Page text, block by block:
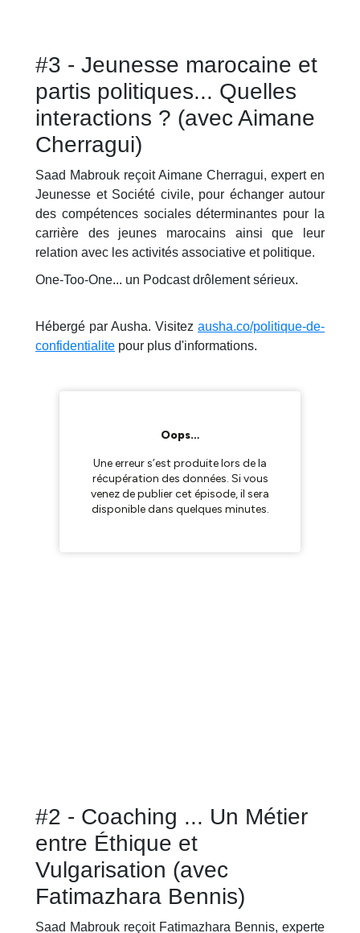
#3 - Jeunesse marocaine et
partis politiques... Quelles
interactions ? (avec Aimane
Cherragui)
Saad Mabrouk reçoit Aimane Cherragui, expert en
Jeunesse et Société civile, pour échanger autour
des compétences sociales déterminantes pour la
carrière des jeunes marocains ainsi que leur
relation avec les activités associative et politique.
One-Too-One... un Podcast drôlement sérieux.
Hébergé par Ausha. Visitez ausha.co/politique-de-
confidentialite pour plus d'informations.
#2 - Coaching ... Un Métier
entre Éthique et
Vulgarisation (avec
Fatimazhara Bennis)
Saad Mabrouk reçoit Fatimazhara Bennis, experte